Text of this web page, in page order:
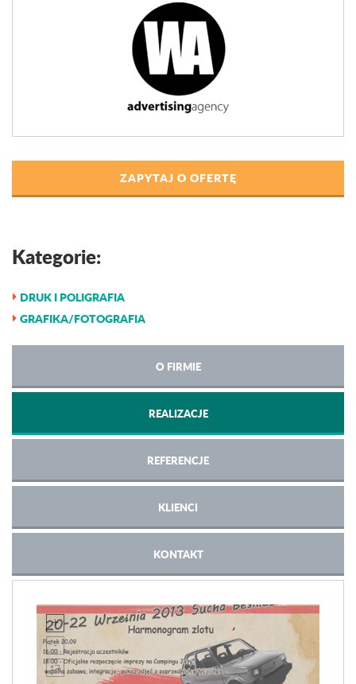
ZAPYTAJ O OFERTĘ
Kategorie:
DRUK I POLIGRAFIA
GRAFIKA/FOTOGRAFIA
O FIRMIE
REALIZACJE
REFERENCJE
KLIENCI
KONTAKT